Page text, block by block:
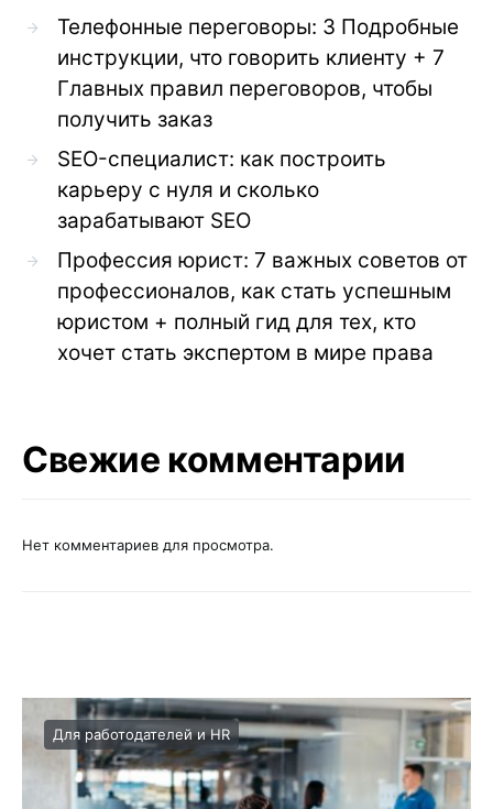
Телефонные переговоры: 3 Подробные
инструкции, что говорить клиенту + 7
Главных правил переговоров, чтобы
получить заказ
SEO-специалист: как построить
карьеру с нуля и сколько
зарабатывают SEO
Профессия юрист: 7 важных советов от
профессионалов, как стать успешным
юристом + полный гид для тех, кто
хочет стать экспертом в мире права
Свежие комментарии
Нет комментариев для просмотра.
Для работодателей и HR